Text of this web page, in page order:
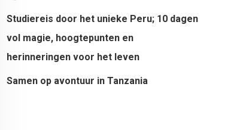
Studiereis door het unieke Peru; 10 dagen
vol magie, hoogtepunten en
herinneringen voor het leven
Samen op avontuur in Tanzania